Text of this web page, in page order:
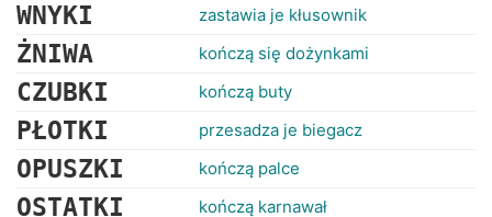
WNYKI zastawia je kłusownik
ŻNIWA kończą się dożynkami
CZUBKI kończą buty
PŁOTKI przesadza je biegacz
OPUSZKI kończą palce
OSTATKI kończą karnawał